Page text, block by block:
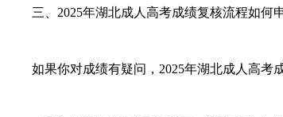
三、2025年湖北成人高考成绩复核流程如何
如果你对成绩有疑问，2025年湖北成人高考